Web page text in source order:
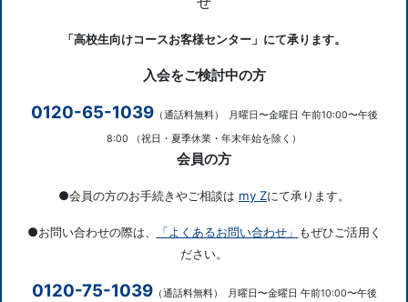
「高校生向けコースお客様センター」にて承ります。
入会をご検討中の方
0120-65-1039（通話料無料）
月曜日〜金曜日 午前10:00〜午後
8:00
（祝日・夏季休業・年末年始を除く）
会員の方
●会員の方のお手続きやご相談は my Zにて承ります。
●お問い合わせの際は、 「よくあるお問い合わせ」 もぜひご活用く
ださい。
0120-75-1039（通話料無料）
月曜日〜金曜日 午前10:00〜午後